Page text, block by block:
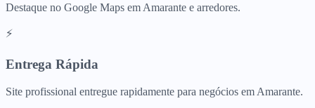
Destaque no Google Maps em Amarante e arredores.
⚡
Entrega Rápida
Site profissional entregue rapidamente para negócios em Amarante.